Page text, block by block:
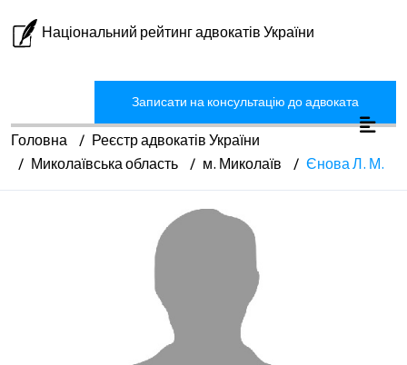
Національний рейтинг адвокатів України
Записати на консультацію до адвоката
Головна
Реєстр адвокатів України
Миколаївська область
м. Миколаїв Єнова Л. М.